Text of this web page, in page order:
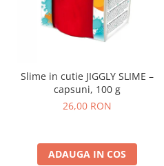
Slime in cutie JIGGLY SLIME –
capsuni, 100 g
26,00 RON
ADAUGA IN COS